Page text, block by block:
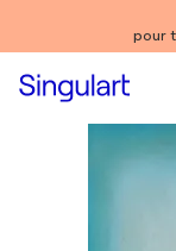
pour